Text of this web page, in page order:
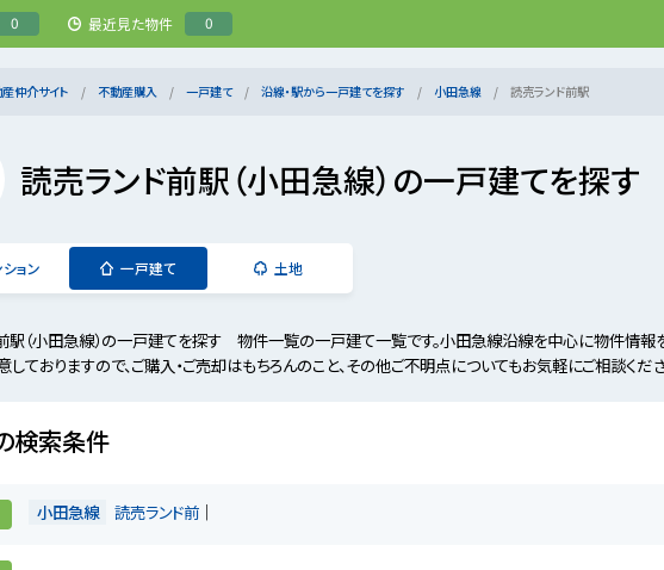
0 最近見た物件 0
仲介サイト 不動産購入 一戸建て 沿線・駅から一戸建てを探す 小田急線 読売ランド前駅
読売ランド前駅（小田急線）の一戸建てを探
ョン 一戸建て 土地
駅（小田急線）の一戸建てを探す 物件一覧の一戸建て一覧です。小田急線沿線を中心に物件情報
しておりますので、ご購入・ご売却はもちろんのこと、その他ご不明点についてもお気軽にご相談くださ
検索条件
小田急線 読売ランド前